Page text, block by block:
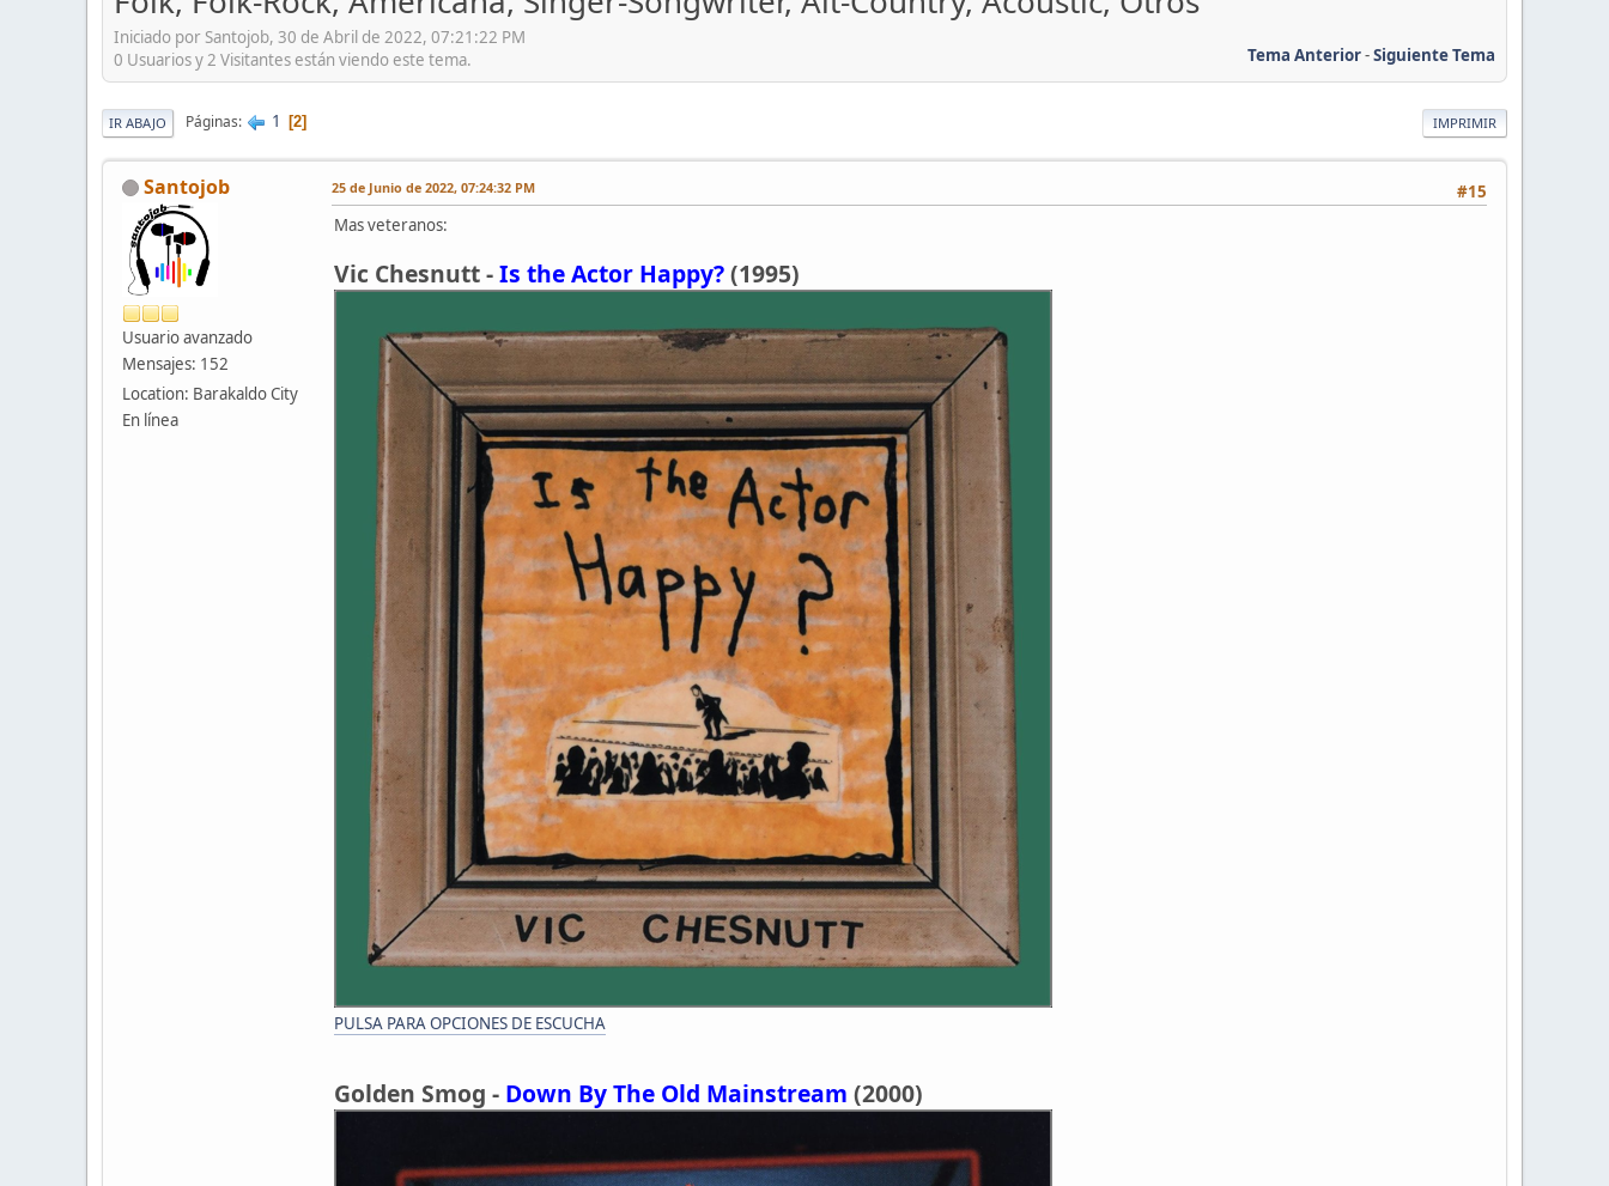
Iniciado por Santojob, 30 de Abril de 2022, 07:21:22 PM
Tema Anterior-Siguiente Tema
0 Usuarios y 2 Visitantes están viendo este tema.
IMPRIMIR
IR ABAJO Páginas 1 2
Santojob
Usuario avanzado
Mensajes: 152
Location: Barakaldo City
En línea
#15
25 de Junio de 2022, 07:24:32 PM
Mas veteranos:
Vic Chesnutt -Is the Actor Happy?(1995)
PULSA PARA OPCIONES DE ESCUCHA
Golden Smog - Down By The Old Mainstream (2000)